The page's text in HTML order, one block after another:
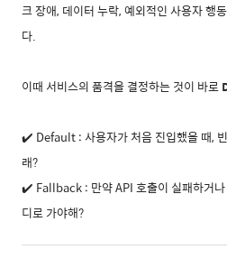
크 장애, 데이터 누락, 예외적인 사용자 행
다.
이때 서비스의 품격을 결정하는 것이 바로
✔️ Default : 사용자가 처음 진입했을 때,
래?
✔️ Fallback : 만약 API 호출이 실패하거나
디로 가야해?